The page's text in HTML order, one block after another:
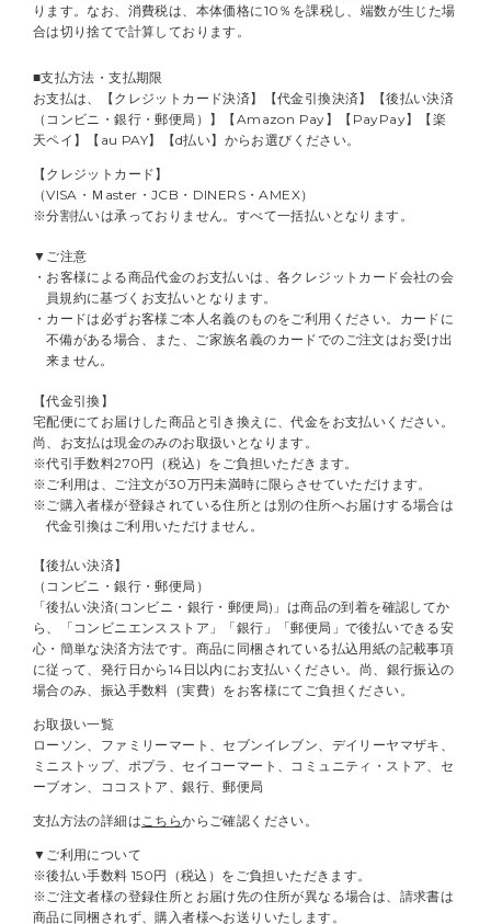
ります。なお、消費税は、本体価格に10％を課税し、端数が生じた場
合は切り捨てで計算しております。
■支払方法・支払期限
お支払は、【クレジットカード決済】【代金引換決済】【後払い決済
（コンビニ・銀行・郵便局）】【Amazon Pay】【PayPay】【楽
天ペイ】【au PAY】【d払い】からお選びください。
【クレジットカード】
（VISA・Ｍaster・JCB・DINERS・AMEX）
※分割払いは承っておりません。すべて一括払いとなります。
▼ご注意
・お客様による商品代金のお支払いは、各クレジットカード会社の会
員規約に基づくお支払いとなります。
・カードは必ずお客様ご本人名義のものをご利用ください。カードに
不備がある場合、また、ご家族名義のカードでのご注文はお受け出
来ません。
【代金引換】
宅配便にてお届けした商品と引き換えに、代金をお支払いください。
尚、お支払は現金のみのお取扱いとなります。
※代引手数料270円（税込）をご負担いただきます。
※ご利用は、ご注文が30万円未満時に限らさせていただけます。
※ご購入者様が登録されている住所とは別の住所へお届けする場合は
代金引換はご利用いただけません。
【後払い決済】
（コンビニ・銀行・郵便局）
「後払い決済(コンビニ・銀行・郵便局)」は商品の到着を確認してか
ら、「コンビニエンスストア」「銀行」「郵便局」で後払いできる安
心・簡単な決済方法です。商品に同梱されている払込用紙の記載事項
に従って、発行日から14日以内にお支払いください。尚、銀行振込の
場合のみ、振込手数料（実費）をお客様にてご負担ください。
お取扱い一覧
ローソン、ファミリーマート、セブンイレブン、デイリーヤマザキ、
ミニストップ、ポプラ、セイコーマート、コミュニティ・ストア、セ
ーブオン、ココストア、銀行、郵便局
支払方法の詳細はこちらからご確認ください。
▼ご利用について
※後払い手数料 150円（税込）をご負担いただきます。
※ご注文者様の登録住所とお届け先の住所が異なる場合は、請求書は
商品に同梱されず、購入者様へお送りいたします。